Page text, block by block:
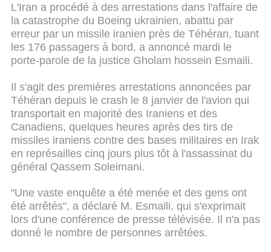
L'Iran a procédé à des arrestations dans l'affaire de
la catastrophe du Boeing ukrainien, abattu par
erreur par un missile iranien près de Téhéran, tuant
les 176 passagers à bord, a annoncé mardi le
porte-parole de la justice Gholam hossein Esmaili.
Il s'agit des premières arrestations annoncées par
Téhéran depuis le crash le 8 janvier de l'avion qui
transportait en majorité des Iraniens et des
Canadiens, quelques heures après des tirs de
missiles iraniens contre des bases militaires en Irak
en représailles cinq jours plus tôt à l'assassinat du
général Qassem Soleimani.
"Une vaste enquête a été menée et des gens ont
été arrêtés", a déclaré M. Esmaili, qui s'exprimait
lors d'une conférence de presse télévisée. Il n'a pas
donné le nombre de personnes arrêtées.